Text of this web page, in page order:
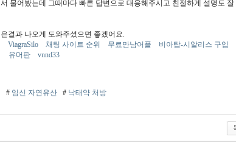
물어봤는데 그때마다 빠른 답변으로 대응해주시고 친절하게 설명도 잘
결과 나오게 도와주셨으면 좋겠어요.
ViagraSilo 채팅 사이트 순위 무료만남어플
비아탑-시알리스 구입
유머판
vnnd33
# 임신 자연유산 # 낙태약 처방